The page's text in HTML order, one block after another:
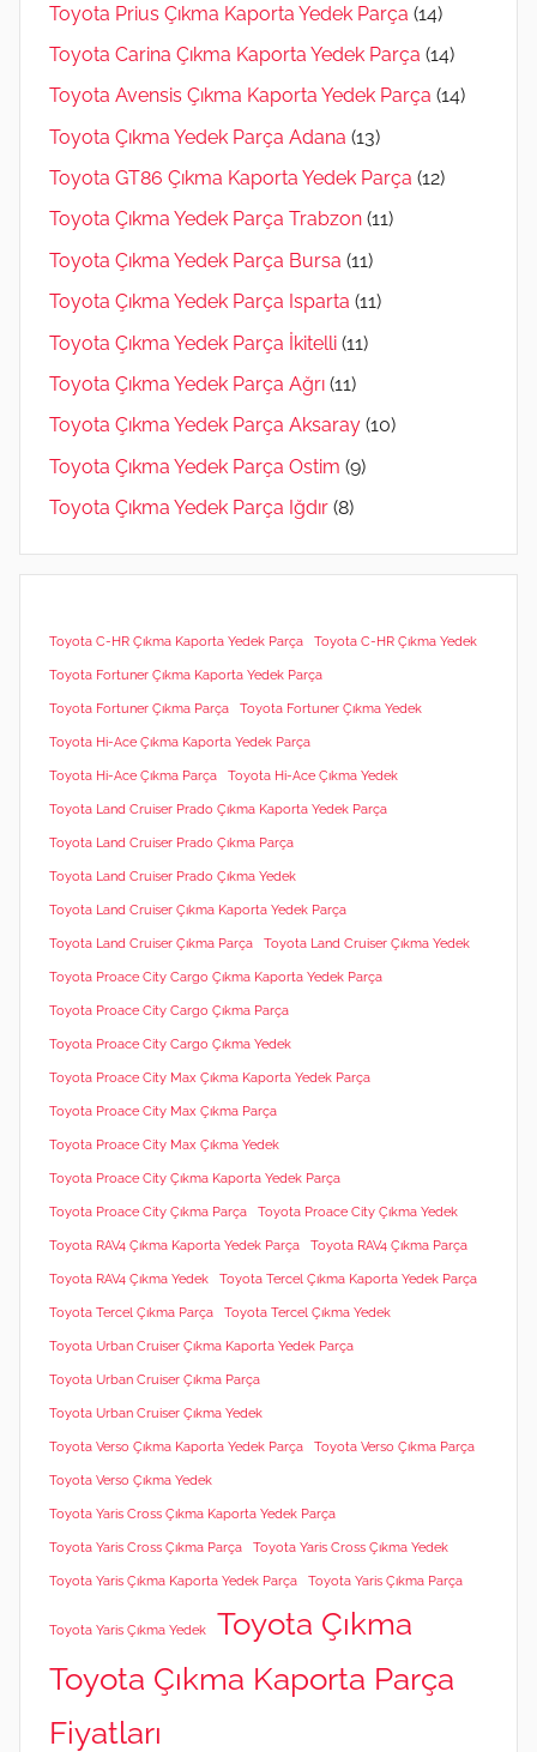
Toyota Prius Çıkma Kaporta Yedek Parça (14)
Toyota Carina Çıkma Kaporta Yedek Parça (14)
Toyota Avensis Çıkma Kaporta Yedek Parça (14)
Toyota Çıkma Yedek Parça Adana (13)
Toyota GT86 Çıkma Kaporta Yedek Parça (12)
Toyota Çıkma Yedek Parça Trabzon (11)
Toyota Çıkma Yedek Parça Bursa (11)
Toyota Çıkma Yedek Parça Isparta (11)
Toyota Çıkma Yedek Parça İkitelli (11)
Toyota Çıkma Yedek Parça Ağrı (11)
Toyota Çıkma Yedek Parça Aksaray (10)
Toyota Çıkma Yedek Parça Ostim (9)
Toyota Çıkma Yedek Parça Iğdır (8)
Toyota C-HR Çıkma Kaporta Yedek Parça Toyota C-HR Çıkma Yedek
Toyota Fortuner Çıkma Kaporta Yedek Parça
Toyota Fortuner Çıkma Parça Toyota Fortuner Çıkma Yedek
Toyota Hi-Ace Çıkma Kaporta Yedek Parça
Toyota Hi-Ace Çıkma Parça Toyota Hi-Ace Çıkma Yedek
Toyota Land Cruiser Prado Çıkma Kaporta Yedek Parça
Toyota Land Cruiser Prado Çıkma Parça
Toyota Land Cruiser Prado Çıkma Yedek
Toyota Land Cruiser Çıkma Kaporta Yedek Parça
Toyota Land Cruiser Çıkma Parça Toyota Land Cruiser Çıkma Yedek
Toyota Proace City Cargo Çıkma Kaporta Yedek Parça
Toyota Proace City Cargo Çıkma Parça
Toyota Proace City Cargo Çıkma Yedek
Toyota Proace City Max Çıkma Kaporta Yedek Parça
Toyota Proace City Max Çıkma Parça
Toyota Proace City Max Çıkma Yedek
Toyota Proace City Çıkma Kaporta Yedek Parça
Toyota Proace City Çıkma Parça Toyota Proace City Çıkma Yedek
Toyota RAV4 Çıkma Kaporta Yedek Parça Toyota RAV4 Çıkma Parça
Toyota RAV4 Çıkma Yedek Toyota Tercel Çıkma Kaporta Yedek Parça
Toyota Tercel Çıkma Parça Toyota Tercel Çıkma Yedek
Toyota Urban Cruiser Çıkma Kaporta Yedek Parça
Toyota Urban Cruiser Çıkma Parça
Toyota Urban Cruiser Çıkma Yedek
Toyota Verso Çıkma Kaporta Yedek Parça Toyota Verso Çıkma Parça
Toyota Verso Çıkma Yedek
Toyota Yaris Cross Çıkma Kaporta Yedek Parça
Toyota Yaris Cross Çıkma Parça Toyota Yaris Cross Çıkma Yedek
Toyota Yaris Çıkma Kaporta Yedek Parça Toyota Yaris Çıkma Parça
Toyota Yaris Çıkma Yedek
Toyota Çıkma
Toyota Çıkma Kaporta Parça
Fiyatları